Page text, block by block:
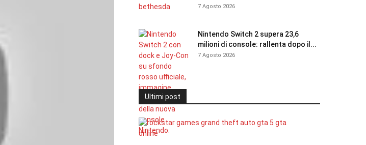
7 Agosto 2026
Nintendo Switch 2 supera 23,6
milioni di console: rallenta dopo il...
7 Agosto 2026
Ultimi post